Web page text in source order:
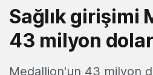
Sağlık girişimi
43 milyon dolar
Medallion'un 43 milyon